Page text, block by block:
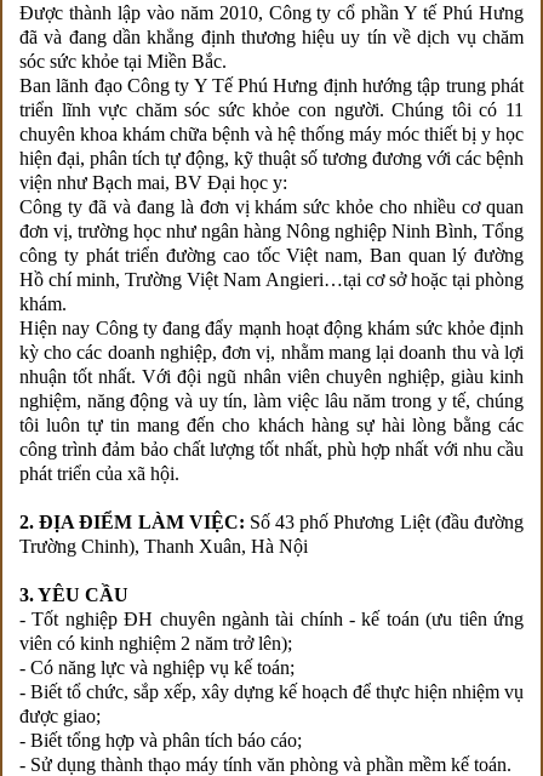
Được thành lập vào năm 2010, Công ty cổ phần Y tế Phú Hưng
đã và đang dần khẳng định thương hiệu uy tín về dịch vụ chăm
sóc sức khỏe tại Miền Bắc.
Ban lãnh đạo Công ty Y Tế Phú Hưng định hướng tập trung phát
triển lĩnh vực chăm sóc sức khỏe con người. Chúng tôi có 11
chuyên khoa khám chữa bệnh và hệ thống máy móc thiết bị y học
hiện đại, phân tích tự động, kỹ thuật số tương đương với các bệnh
viện như Bạch mai, BV Đại học y:
Công ty đã và đang là đơn vị khám sức khỏe cho nhiều cơ quan
đơn vị, trường học như ngân hàng Nông nghiệp Ninh Bình, Tổng
công ty phát triển đường cao tốc Việt nam, Ban quan lý đường
Hồ chí minh, Trường Việt Nam Angieri…tại cơ sở hoặc tại phòng
khám.
Hiện nay Công ty đang đẩy mạnh hoạt động khám sức khỏe định
kỳ cho các doanh nghiệp, đơn vị, nhằm mang lại doanh thu và lợi
nhuận tốt nhất. Với đội ngũ nhân viên chuyên nghiệp, giàu kinh
nghiệm, năng động và uy tín, làm việc lâu năm trong y tế, chúng
tôi luôn tự tin mang đến cho khách hàng sự hài lòng bằng các
công trình đảm bảo chất lượng tốt nhất, phù hợp nhất với nhu cầu
phát triển của xã hội.
2. ĐỊA ĐIỂM LÀM VIỆC: Số 43 phố Phương Liệt (đầu đường
Trường Chinh), Thanh Xuân, Hà Nội
3. YÊU CẦU
- Tốt nghiệp ĐH chuyên ngành tài chính - kế toán (ưu tiên ứng
viên có kinh nghiệm 2 năm trở lên);
- Có năng lực và nghiệp vụ kế toán;
- Biết tổ chức, sắp xếp, xây dựng kế hoạch để thực hiện nhiệm vụ
được giao;
- Biết tổng hợp và phân tích báo cáo;
- Sử dụng thành thạo máy tính văn phòng và phần mềm kế toán.